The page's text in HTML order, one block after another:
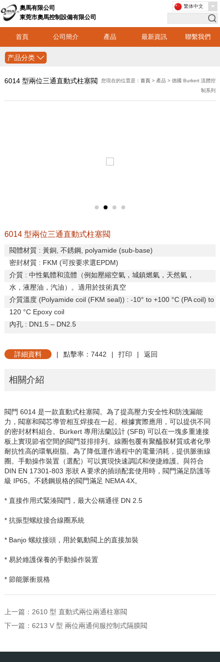
奧馬有限公司
東莞市奧馬控制設備有限公司
首頁 公司簡介 產品 最新資訊 聯繫我們
繁体中文
产品分类
6014 型兩位三通直動式柱塞閥 您現在的位置是：首頁 > 產品 > 德國 Burkert 流體控
制系列
6014 型兩位三通直動式柱塞閥
閥體材質: 黃銅, 不銹鋼, polyamide (sub-base)
密封材質: FKM (可按要求選EPDM)
介質: 中性氣體和流體（例如壓縮空氣，城鎮燃氣，天然氣，
水，液壓油，汽油）。適用於技術真空
介質溫度(Polyamide coil (FKM seal)) : -10° to +100 °C (PA coil) to
120 °C Epoxy coil
內孔: DN1.5 –DN2.5
詳細資料 | 點擊率：7442 | 打印 | 返回
相關介紹
閥門 6014 是一款直動式柱塞閥。為了提高壓力安全性和防洩漏能
力，閥塞和閥芯導管相互焊接在一起。根據實際應用，可以提供不同
的密封材料組合。 Bürkert 專用法蘭設計(SFB) 可以在一塊多重連接
板上實現節省空間的閥門並排排列。線圈包覆有聚醯胺材質或者化學
耐抗性高的環氧樹脂。為了降低運作過程中的電量消耗，提供脈衝線
圈。手動操作裝置（選配）可以實現快速調試和便捷維護。與符合
DIN EN 17301-803 形狀A要求的插頭配套使用時，閥門滿足防護等
級 IP65。不銹鋼規格的閥門滿足 NEMA 4X。
* 直接作用式緊湊閥門，最大公稱通徑 DN 2.5
* 抗振型螺紋接合線圈系統
* Banjo 螺紋接頭，用於氣動閥上的直接加裝
* 易於維護保養的手動操作裝置
* 節能脈衝規格
上一篇： 2610 型 直動式兩位兩通柱塞閥
下一篇： 6213 V 型 兩位兩通伺服控制式隔膜閥